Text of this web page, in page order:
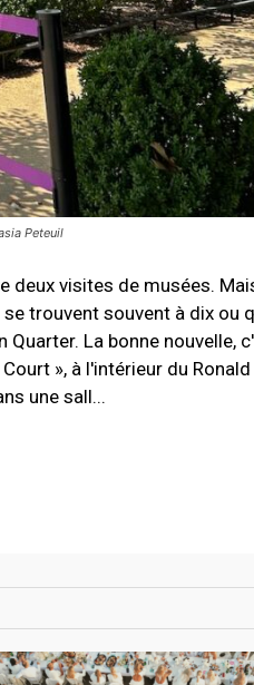
Peteuil
deux visites de musées.
trouvent souvent à dix ou
La bonne nouvelle,
», à l'intérieur du Ronald
une sall...